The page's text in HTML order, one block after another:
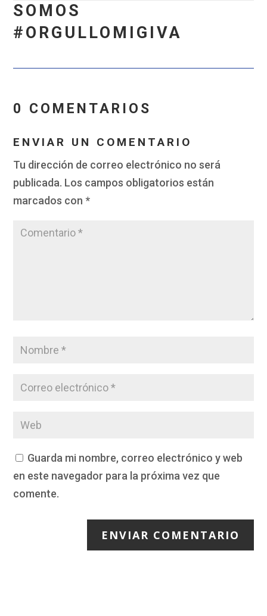
SOMOS
#ORGULLOMIGIVA
0 COMENTARIOS
ENVIAR UN COMENTARIO
Tu dirección de correo electrónico no será
publicada. Los campos obligatorios están
marcados con *
Guarda mi nombre, correo electrónico y web
en este navegador para la próxima vez que
comente.
ENVIAR COMENTARIO